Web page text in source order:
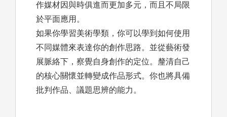
作媒材因與時俱進而更加多元，而且不局限
於平面應用。
如果你學習美術學類，你可以學到如何使用
不同媒體來表達你的創作思路。並從藝術發
展脈絡下，察覺自身創作的定位。釐清自己
的核心關懷並轉變成作品形式。你也將具備
批判作品、議題思辨的能力。